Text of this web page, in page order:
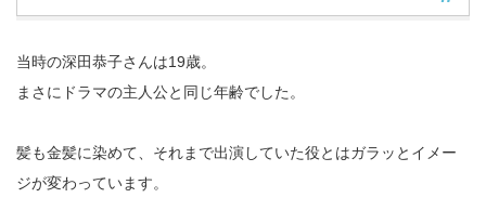
当時の深田恭子さんは19歳。
まさにドラマの主人公と同じ年齢でした。
髪も金髪に染めて、それまで出演していた役とはガラッとイメー
ジが変わっています。